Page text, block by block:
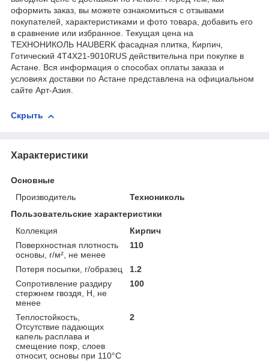
оформить заказ, вы можете ознакомиться с отзывами
покупателей, характеристиками и фото товара, добавить его
в сравнение или избранное. Текущая цена на
ТЕХНОНИКОЛЬ HAUBERK фасадная плитка, Кирпич,
Готический 4T4X21-9010RUS действительна при покупке в
Астане. Вся информация о способах оплаты заказа и
условиях доставки по Астане представлена на официальном
сайте Арт-Азия.
Скрыть
Характеристики
Основные
Производитель
Технониколь
Пользовательские характеристики
Коллекция
Кирпич
Поверхностная плотность
основы, г/м², не менее
110
Потеря посыпки, г/образец
1.2
Сопротивление раздиру
стержнем гвоздя, Н, не
менее
100
Теплостойкость,
Отсутствие падающих
капель расплава и
смещение покр, слоев
относит, основы при 110°С
2